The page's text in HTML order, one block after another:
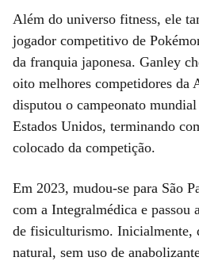
Além do universo fitness, ele
jogador competitivo de
da franquia japonesa. Ganley
oito melhores competidores da
disputou o campeonato
Estados Unidos, terminando
colocado da competição.
Em 2023, mudou-se para São
com a Integralmédica e passou
de fisiculturismo. Inicialmente,
natural, sem uso de